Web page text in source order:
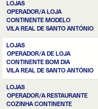
LOJAS
OPERADOR/A LOJA
CONTINENTE MODELO
VILA REAL DE SANTO ANTÓNIO
LOJAS
OPERADOR/A DE LOJA
CONTINENTE BOM DIA
VILA REAL DE SANTO ANTÓNIO
LOJAS
OPERADOR/A RESTAURANTE
COZINHA CONTINENTE